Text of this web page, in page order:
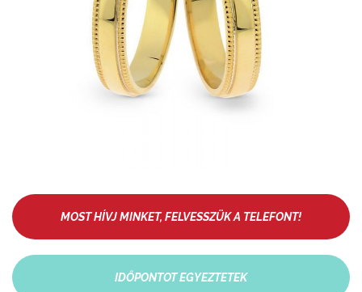
MOST HÍVJ MINKET, FELVESSZÜK A TELEFONT!
IDŐPONTOT EGYEZTETEK